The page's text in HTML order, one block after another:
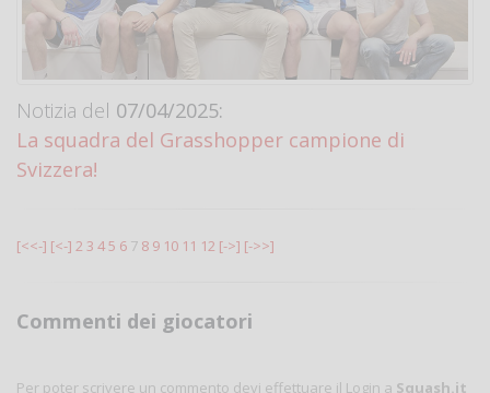
Notizia del 07/04/2025:
La squadra del Grasshopper campione di
Svizzera!
[<<-] [<-] 2 3 45 6 7 8 9 10 11 12 [->] [->>]
Commenti dei giocatori
Per poter scrivere un commento devi effettuare il Login a Squash.it